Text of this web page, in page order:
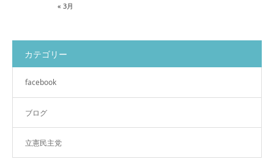
« 3月
カテゴリー
facebook
ブログ
立憲民主党